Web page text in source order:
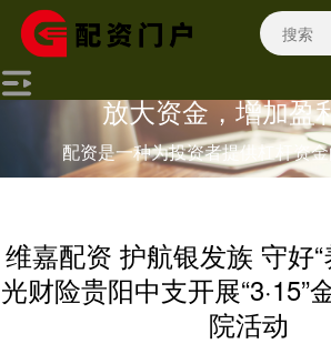
放大资金，增加盈
配资是一种为投资者提供杠杆资
维嘉配资 护航银发族 守好
光财险贵阳中支开展“3·15”
院活动